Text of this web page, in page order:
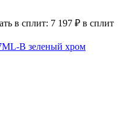
в сплит: 7 197 ₽ в сплит
B зеленый хром